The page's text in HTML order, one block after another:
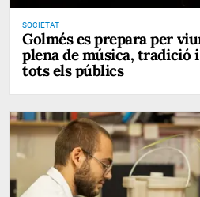
SOCIETAT
Golmés es prepara per
plena de música, tradició
tots els públics